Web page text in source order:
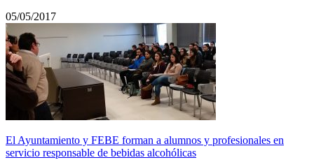
05/05/2017
El Ayuntamiento y FEBE forman a alumnos y profesionales en
servicio responsable de bebidas alcohólicas